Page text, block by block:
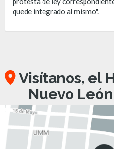
quede integrado al mismo".
Visítanos, el
Nuevo